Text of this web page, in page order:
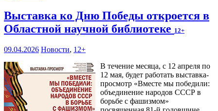
Выставка ко Дню Победы откроется в
Областной научной библиотеке 12+
09.04.2026 Новости, 12+
В течение месяца, с 12 апреля по
12 мая, будет работать выставка-
просмотр «Вместе мы победили:
объединение народов СССР в
борьбе с фашизмом»